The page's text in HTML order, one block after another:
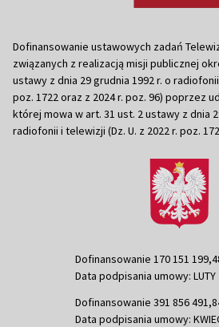
Dofinansowanie ustawowych zadań
związanych z realizacją misji publicznej
ustawy z dnia 29 grudnia 1992 r. o
poz. 1722 oraz z 2024 r. poz. 96) poprzez
której mowa w art. 31 ust. 2 ustawy z dnia
radiofonii i telewizji (Dz. U. z 2022 r. poz.
Dofinansowanie 170 151
Data podpisania umowy: LUTY
Dofinansowanie 391 856
Data podpisania umowy: